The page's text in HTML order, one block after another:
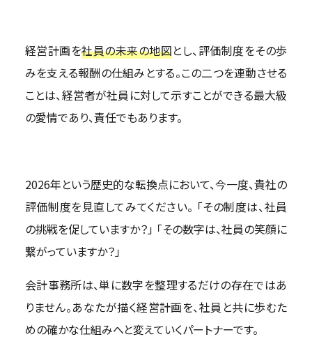
経営計画を社員の未来の地図とし、評価制度をその歩
みを支える報酬の仕組みとする。この二つを連動させる
ことは、経営者が社員に対して示すことができる最大級
の愛情であり、責任でもあります。
2026年という歴史的な転換点において、今一度、貴社の
評価制度を見直してみてください。 「その制度は、社員
の挑戦を促していますか？」 「その数字は、社員の笑顔に
繋がっていますか？」
会計事務所は、単に数字を整理するだけの存在ではあ
りません。あなたが描く経営計画を、社員と共に歩むた
めの確かな仕組みへと変えていくパートナーです。